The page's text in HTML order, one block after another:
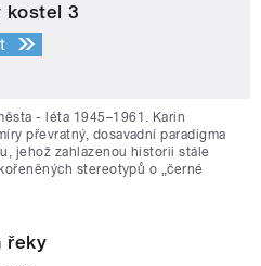
kostel 3
- léta 1945–1961. Karin
převratný, dosavadní paradigma
jehož zahlazenou historii stále
stereotypů o „černé
řeky